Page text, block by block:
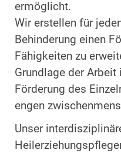
ermöglicht.
Wir erstellen für
Behinderung einen
Fähigkeiten zu
Grundlage der
Förderung des
engen
Unser